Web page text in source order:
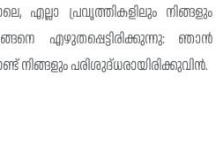
എല്ലാ പ്രവൃത്തികളിലും നിങ്ങളും
എഴുതപ്പെട്ടിരിക്കുന്നു: ഞാൻ
നിങ്ങളും പരിശുദ്‌ധരായിരിക്കുവിൻ.